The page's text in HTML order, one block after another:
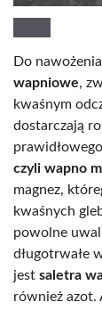
Do
wapniowe,
kwaśnym
dostarczają
czyli wapno
magnez,
kwaśnych
powolne
długotrwałe
jest saletra
również azot.